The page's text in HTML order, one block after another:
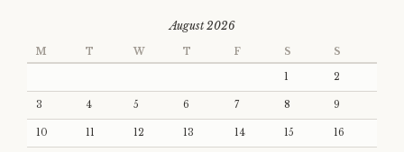
August 2026
M T W T F S S
1 2
3 4 5 6 7 8 9
10 11 12 13 14 15 16